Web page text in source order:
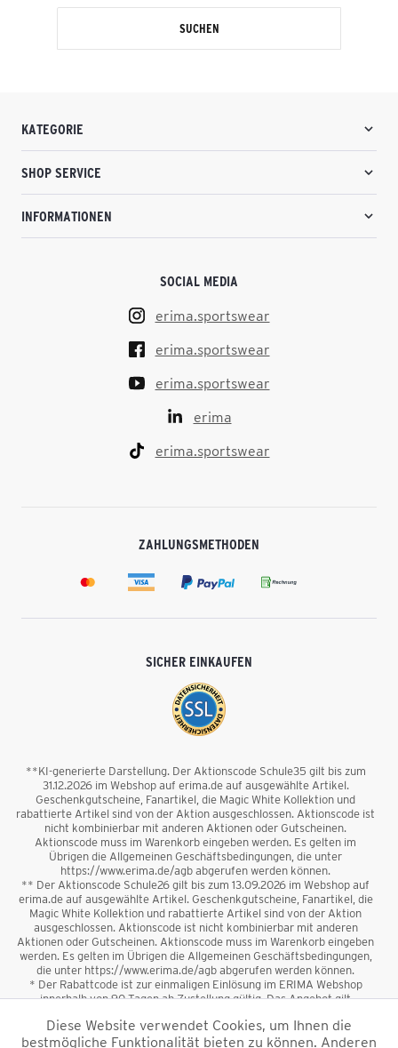
SUCHEN
KATEGORIE
SHOP SERVICE
INFORMATIONEN
SOCIAL MEDIA
erima.sportswear
erima.sportswear
erima.sportswear
erima
erima.sportswear
ZAHLUNGSMETHODEN
SICHER EINKAUFEN
**KI-generierte Darstellung. Der Aktionscode Schule35 gilt bis zum
31.12.2026 im Webshop auf erima.de auf ausgewählte Artikel.
Geschenkgutscheine, Fanartikel, die Magic White Kollektion und
rabattierte Artikel sind von der Aktion ausgeschlossen. Aktionscode ist
nicht kombinierbar mit anderen Aktionen oder Gutscheinen.
Aktionscode muss im Warenkorb eingeben werden. Es gelten im
Übrigen die Allgemeinen Geschäftsbedingungen, die unter
https://www.erima.de/agb abgerufen werden können.
** Der Aktionscode Schule26 gilt bis zum 13.09.2026 im Webshop auf
erima.de auf ausgewählte Artikel. Geschenkgutscheine, Fanartikel, die
Magic White Kollektion und rabattierte Artikel sind von der Aktion
ausgeschlossen. Aktionscode ist nicht kombinierbar mit anderen
Aktionen oder Gutscheinen. Aktionscode muss im Warenkorb eingeben
werden. Es gelten im Übrigen die Allgemeinen Geschäftsbedingungen,
die unter https://www.erima.de/agb abgerufen werden können.
* Der Rabattcode ist zur einmaligen Einlösung im ERIMA Webshop
innerhalb von 90 Tagen ab Zustellung gültig. Das Angebot gilt
sowie Geschenkgutscheine sind vom Rabatt ausgeschlossen. Der
Rabattcode ist nicht mit anderen Aktionen oder Gutscheinen
Diese Website verwendet Cookies, um Ihnen die
bestmögliche Funktionalität bieten zu können. Anderen